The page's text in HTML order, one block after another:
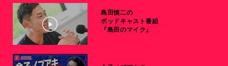
島田慎二の
ポッドキャスト番組
『島田のマイク』